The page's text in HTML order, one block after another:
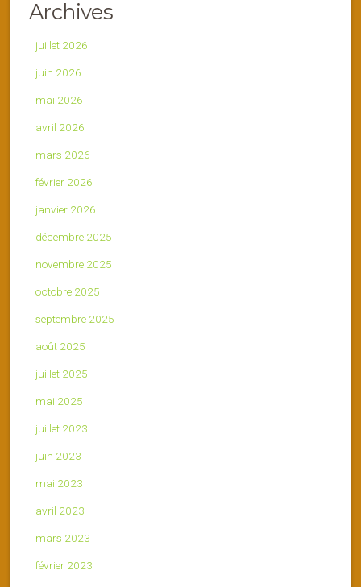
Archives
juillet 2026
juin 2026
mai 2026
avril 2026
mars 2026
février 2026
janvier 2026
décembre 2025
novembre 2025
octobre 2025
septembre 2025
août 2025
juillet 2025
mai 2025
juillet 2023
juin 2023
mai 2023
avril 2023
mars 2023
février 2023